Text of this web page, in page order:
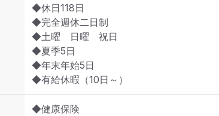
◆休日118日
◆完全週休二日制
◆土曜　日曜　祝日
◆夏季5日
◆年末年始5日
◆有給休暇（10日～）
◆健康保険